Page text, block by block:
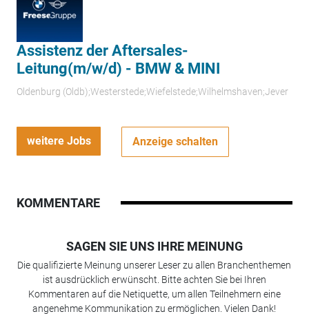
Assistenz der Aftersales-
Leitung(m/w/d) - BMW & MINI
Oldenburg (Oldb);Westerstede;Wiefelstede;Wilhelmshaven;Jever
weitere Jobs Anzeige schalten
KOMMENTARE
SAGEN SIE UNS IHRE MEINUNG
Die qualifizierte Meinung unserer Leser zu allen Branchenthemen
ist ausdrücklich erwünscht. Bitte achten Sie bei Ihren
Kommentaren auf die Netiquette, um allen Teilnehmern eine
angenehme Kommunikation zu ermöglichen. Vielen Dank!